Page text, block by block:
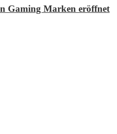
Gaming Marken eröffnet